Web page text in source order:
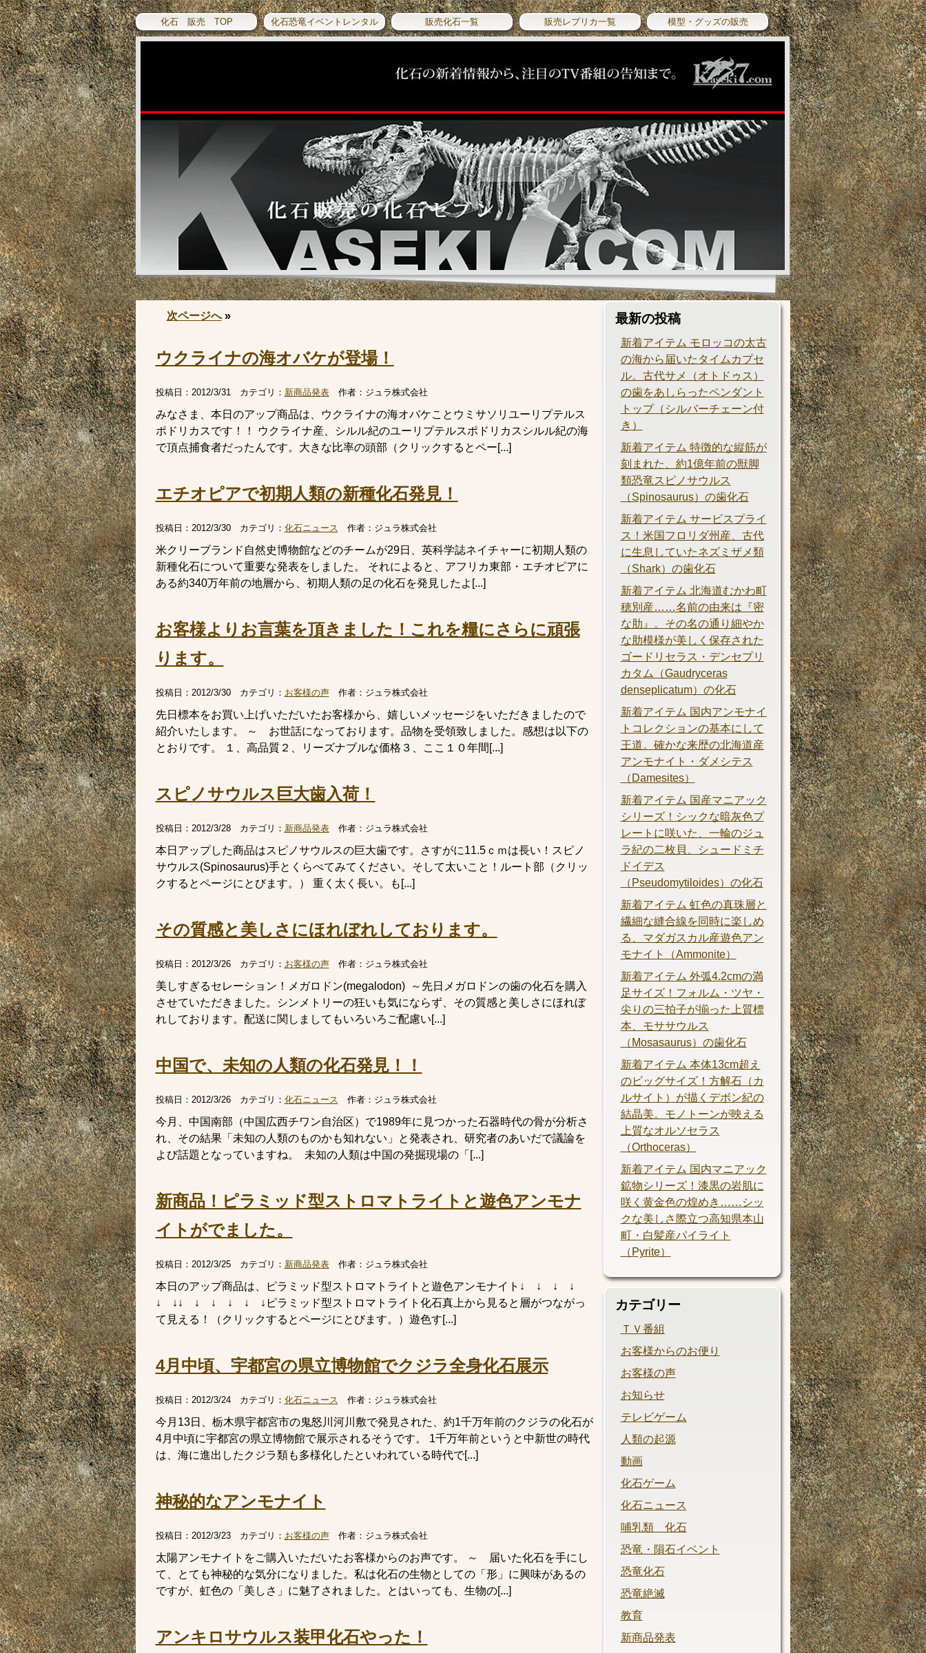
化石 販売 TOP 化石恐竜イベントレンタル 販売化石一覧 販売レプリカ一覧 模型・グッズの販売
次ページへ»
ウクライナの海オバケが登場！
投稿日： 2012/3/31カテゴリ： 新商品発表作者： ジュラ株式会社
みなさま、本日のアップ商品は、ウクライナの海オバケことウミサソリユーリプテルス
ポドリカスです！！ ウクライナ産、シルル紀のユーリプテルスポドリカスシルル紀の海
で頂点捕食者だったんです。大きな比率の頭部（クリックするとペー[...]
エチオピアで初期人類の新種化石発見！
投稿日： 2012/3/30カテゴリ： 化石ニュース 作者： ジュラ株式会社
米クリーブランド自然史博物館などのチームが29日、英科学誌ネイチャーに初期人類の
新種化石について重要な発表をしました。 それによると、アフリカ東部・エチオピアに
ある約340万年前の地層から、初期人類の足の化石を発見したよ[...]
お客様よりお言葉を頂きました！これを糧にさらに頑張
ります。
投稿日： 2012/3/30カテゴリ： お客様の声作者： ジュラ株式会社
先日標本をお買い上げいただいたお客様から、嬉しいメッセージをいただきましたので
紹介いたします。 ～ お世話になっております。品物を受領致しました。感想は以下の
とおりです。 １、高品質２、リーズナブルな価格３、ここ１０年間[...]
スピノサウルス巨大歯入荷！
投稿日： 2012/3/28カテゴリ： 新商品発表作者： ジュラ株式会社
本日アップした商品はスピノサウルスの巨大歯です。さすがに11.5ｃｍは長い！スピノ
サウルス(Spinosaurus)手とくらべてみてください。そして太いこと！ルート部（クリッ
クするとページにとびます。） 重く太く長い。も[...]
その質感と美しさにほれぼれしております。
投稿日： 2012/3/26カテゴリ： お客様の声作者： ジュラ株式会社
美しすぎるセレーション！メガロドン(megalodon) ～先日メガロドンの歯の化石を購入
させていただきました。シンメトリーの狂いも気にならず、その質感と美しさにほれぼ
れしております。配送に関しましてもいろいろご配慮い[...]
中国で、未知の人類の化石発見！！
投稿日： 2012/3/26カテゴリ： 化石ニュース 作者： ジュラ株式会社
今月、中国南部（中国広西チワン自治区）で1989年に見つかった石器時代の骨が分析さ
れ、その結果「未知の人類のものかも知れない」と発表され、研究者のあいだで議論を
よび話題となっていますね。 未知の人類は中国の発掘現場の「[...]
新商品！ピラミッド型ストロマトライトと遊色アンモナ
イトがでました。
投稿日： 2012/3/25カテゴリ： 新商品発表作者： ジュラ株式会社
本日のアップ商品は、ピラミッド型ストロマトライトと遊色アンモナイト↓ ↓ ↓ ↓
↓ ↓↓ ↓ ↓ ↓ ↓ ↓ピラミッド型ストロマトライト化石真上から見ると層がつながっ
て見える！（クリックするとページにとびます。）遊色す[...]
4月中頃、宇都宮の県立博物館でクジラ全身化石展示
投稿日： 2012/3/24カテゴリ： 化石ニュース 作者： ジュラ株式会社
今月13日、栃木県宇都宮市の鬼怒川河川敷で発見された、約1千万年前のクジラの化石が
4月中頃に宇都宮の県立博物館で展示されるそうです。 1千万年前というと中新世の時代
は、海に進出したクジラ類も多様化したといわれている時代で[...]
神秘的なアンモナイト
投稿日： 2012/3/23カテゴリ： お客様の声作者： ジュラ株式会社
太陽アンモナイトをご購入いただいたお客様からのお声です。 ～ 届いた化石を手にし
て、とても神秘的な気分になりました。私は化石の生物としての「形」に興味があるの
ですが、虹色の「美しさ」に魅了されました。とはいっても、生物の[...]
アンキロサウルス装甲化石やった！
最新の投稿
新着アイテム モロッコの太古
の海から届いたタイムカプセ
ル。古代サメ（オトドゥス）
の歯をあしらったペンダント
トップ（シルバーチェーン付
き）
新着アイテム 特徴的な縦筋が
刻まれた、約1億年前の獣脚
類恐竜スピノサウルス
（Spinosaurus）の歯化石
新着アイテム サービスプライ
ス！米国フロリダ州産、古代
に生息していたネズミザメ類
（Shark）の歯化石
新着アイテム 北海道むかわ町
穂別産……名前の由来は『密
な肋』。その名の通り細やか
な肋模様が美しく保存された
ゴードリセラス・デンセプリ
カタム（Gaudryceras
denseplicatum）の化石
新着アイテム 国内アンモナイ
トコレクションの基本にして
王道。確かな来歴の北海道産
アンモナイト・ダメシテス
（Damesites）
新着アイテム 国産マニアック
シリーズ！シックな暗灰色プ
レートに咲いた、一輪のジュ
ラ紀の二枚貝、シュードミチ
ドイデス
（Pseudomytiloides）の化石
新着アイテム 虹色の真珠層と
繊細な縫合線を同時に楽しめ
る、マダガスカル産遊色アン
モナイト（Ammonite）
新着アイテム 外弧4.2cmの満
足サイズ！フォルム・ツヤ・
尖りの三拍子が揃った上質標
本、モササウルス
（Mosasaurus）の歯化石
新着アイテム 本体13cm超え
のビッグサイズ！方解石（カ
ルサイト）が描くデボン紀の
結晶美。モノトーンが映える
上質なオルソセラス
（Orthoceras）
新着アイテム 国内マニアック
鉱物シリーズ！漆黒の岩肌に
咲く黄金色の煌めき……シッ
クな美しさ際立つ高知県本山
町・白髪産パイライト
（Pyrite）
カテゴリー
ＴＶ番組
お客様からのお便り
お客様の声
お知らせ
テレビゲーム
人類の起源
動画
化石ゲーム
化石ニュース
哺乳類 化石
恐竜・隕石イベント
恐竜化石
恐竜絶滅
教育
新商品発表